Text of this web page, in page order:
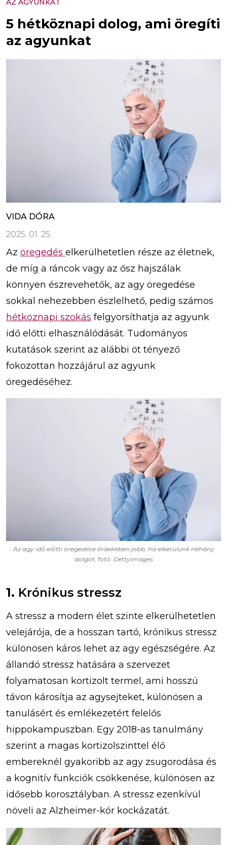
AZ AGYUNKAT
5 hétköznapi dolog, ami öregíti
az agyunkat
VIDA DÓRA
2025. 01. 25.
Az öregedés elkerülhetetlen része az életnek,
de míg a ráncok vagy az ősz hajszálak
könnyen észrevehetők, az agy öregedése
sokkal nehezebben észlelhető, pedig számos
hétköznapi szokás felgyorsíthatja az agyunk
idő előtti elhasználódását. Tudományos
kutatások szerint az alábbi öt tényező
fokozottan hozzájárul az agyunk
öregedéséhez.
Az agy idő előtti öregedése érdekében jobb, ha elkerülünk néhány
dolgot, fotó: Gettyimages
1. Krónikus stressz
A stressz a modern élet szinte elkerülhetetlen
velejárója, de a hosszan tartó, krónikus stressz
különösen káros lehet az agy egészségére. Az
állandó stressz hatására a szervezet
folyamatosan kortizolt termel, ami hosszú
távon károsítja az agysejteket, különösen a
tanulásért és emlékezetért felelős
hippokampuszban. Egy 2018-as tanulmány
szerint a magas kortizolszinttel élő
embereknél gyakoribb az agy zsugorodása és
a kognitív funkciók csökkenése, különösen az
idősebb korosztályban. A stressz ezenkívül
növeli az Alzheimer-kór kockázatát.